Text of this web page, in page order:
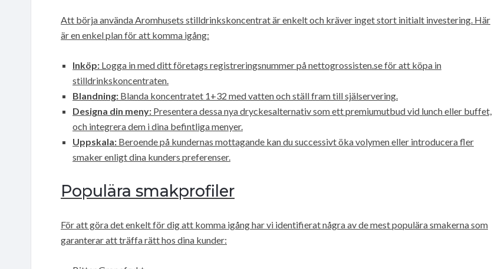
Att börja använda Aromhusets stilldrinkskoncentrat är enkelt och kräver inget stort initialt investering. Här
är en enkel plan för att komma igång:
Inköp: Logga in med ditt företags registreringsnummer på nettogrossisten.se för att köpa in
stilldrinkskoncentraten.
Blandning: Blanda koncentratet 1+32 med vatten och ställ fram till själservering.
Designa din meny: Presentera dessa nya dryckesalternativ som ett premiumutbud vid lunch eller buffet,
och integrera dem i dina befintliga menyer.
Uppskala: Beroende på kundernas mottagande kan du successivt öka volymen eller introducera fler
smaker enligt dina kunders preferenser.
Populära smakprofiler
För att göra det enkelt för dig att komma igång har vi identifierat några av de mest populära smakerna som
garanterar att träffa rätt hos dina kunder: